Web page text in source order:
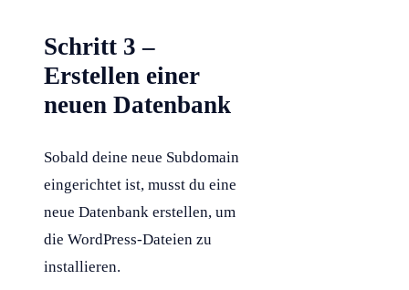
Schritt 3 –
Erstellen einer
neuen Datenbank
Sobald deine neue Subdomain
eingerichtet ist, musst du eine
neue Datenbank erstellen, um
die WordPress-Dateien zu
installieren.